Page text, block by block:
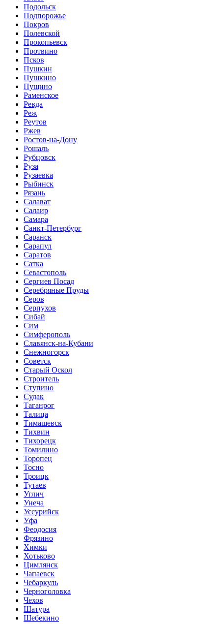
Подольск
Подпорожье
Покров
Полевской
Прокопьевск
Протвино
Псков
Пушкин
Пушкино
Пущино
Раменское
Ревда
Реж
Реутов
Ржев
Ростов-на-Дону
Рошаль
Рубцовск
Руза
Рузаевка
Рыбинск
Рязань
Салават
Салаир
Самара
Санкт-Петербург
Саранск
Сарапул
Саратов
Сатка
Севастополь
Сергиев Посад
Серебряные Пруды
Серов
Серпухов
Сибай
Сим
Симферополь
Славянск-на-Кубани
Снежногорск
Советск
Старый Оскол
Строитель
Ступино
Судак
Таганрог
Талица
Тимашевск
Тихвин
Тихорецк
Томилино
Торопец
Тосно
Троицк
Тутаев
Углич
Унеча
Уссурийск
Уфа
Феодосия
Фрязино
Химки
Хотьково
Цимлянск
Чапаевск
Чебаркуль
Черноголовка
Чехов
Шатура
Шебекино